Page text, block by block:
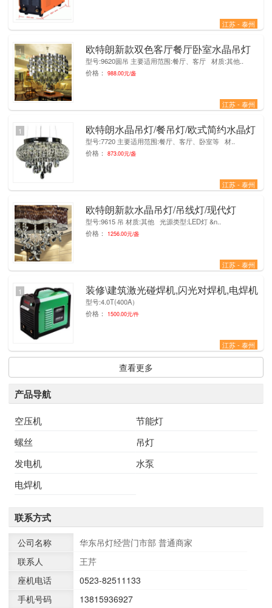
江苏 - 泰州
欧特朗新款双色客厅餐厅卧室水晶吊灯
型号:9620圆吊 主要适用范围:餐厅、客厅 材质:其他..
价格：
988.00元/盏
江苏 - 泰州
1
欧特朗水晶吊灯/餐吊灯/欧式简约水晶灯
型号:7720 主要适用范围:餐厅、客厅、卧室等 材..
价格：
873.00元/盏
江苏 - 泰州
1
欧特朗新款水晶吊灯/吊线灯/现代灯
型号:9615 吊 材质:其他 光源类型:LED灯 &n..
价格：
1256.00元/盏
江苏 - 泰州
1
装修\建筑激光碰焊机,闪光对焊机,电焊机
型号:4.0T(400A）
价格：
1500.00元/件
江苏 - 泰州
1
查看更多
产品导航
空压机
节能灯
螺丝
吊灯
发电机
水泵
电焊机
联系方式
公司名称 华东吊灯经营门市部 普通商家
联系人
王芹
座机电话
0523-82511133
手机号码
13815936927